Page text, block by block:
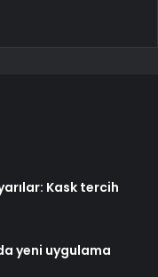
Kask tercih
yeni uygulama